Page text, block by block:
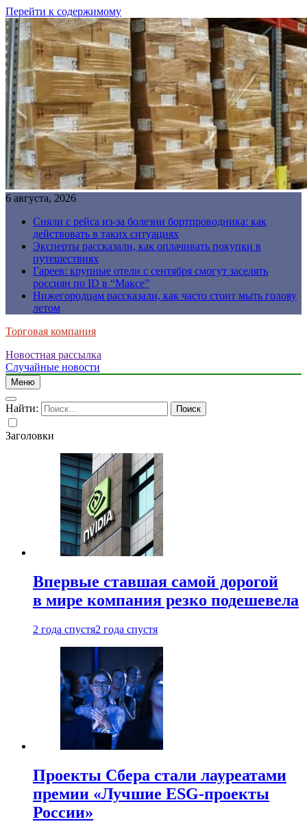
Перейти к содержимому
6 августа, 2026
Сняли с рейса из-за болезни бортпроводника: как
действовать в таких ситуациях
Эксперты рассказали, как оплачивать покупки в
путешествиях
Гареев: крупные отели с сентября смогут заселять
россиян по ID в “Максе”
Нижегородцам рассказали, как часто стоит мыть голову
летом
Торговая компания
Новостная рассылка
Случайные новости
Меню
Найти:
Заголовки
Впервые ставшая самой дорогой
в мире компания резко подешевела
2 года спустя2 года спустя
Проекты Сбера стали лауреатами
премии «Лучшие ESG-проекты
России»